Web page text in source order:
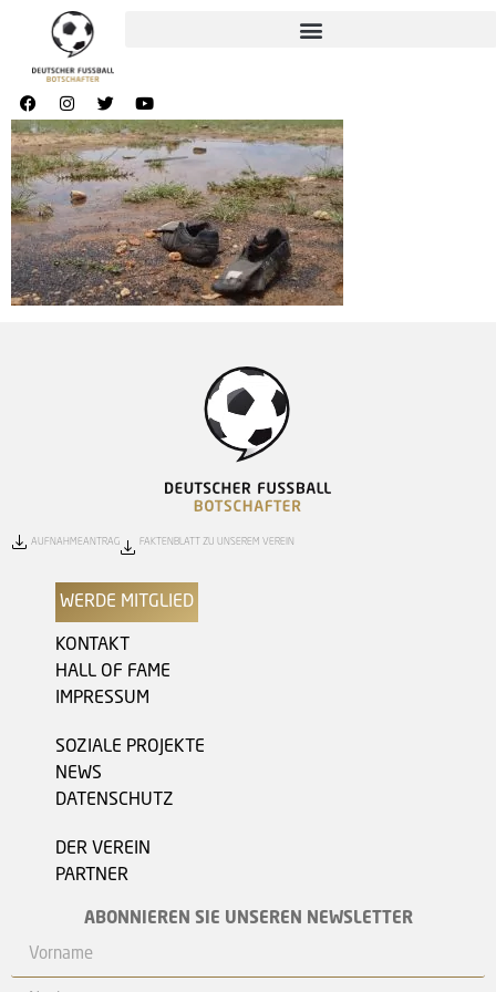
AUFNAHMEANTRAG FAKTENBLATT ZU UNSEREM VEREIN
WERDE MITGLIED
KONTAKT
HALL OF FAME
IMPRESSUM
SOZIALE PROJEKTE
NEWS
DATENSCHUTZ
DER VEREIN
PARTNER
ABONNIEREN SIE UNSEREN NEWSLETTER